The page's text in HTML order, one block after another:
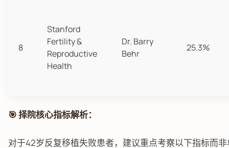
8
Stanford
Fertility &
Reproductive
Health
Dr. Barry
Behr
25.3%
🎯 择院核心指标解析：
对于42岁反复移植失败患者，建议重点考察以下指标而